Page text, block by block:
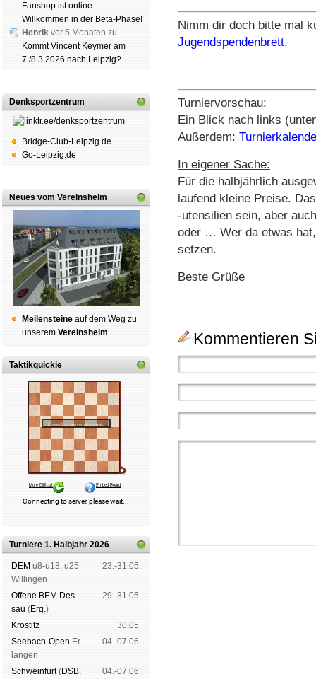
Fanshop ist online –
Willkommen in der Beta-Phase!
Henrik vor 5 Monaten zu
Kommt Vincent Keymer am
7./8.3.2026 nach Leipzig?
Denksportzentrum
Bridge-Club-Leipzig.de
Go-Leipzig.de
Neues vom Vereinsheim
Mei­len­stei­ne auf dem Weg zu
un­se­rem Ver­eins­heim
Taktikquickie
Turniere 1. Halbjahr 2026
DEM u8-u18, u25
Wil­lin­gen
23.-31.05.
Offene BEM Des­
sau (Erg.)
29.-31.05.
Kros­titz
30.05.
See­bach-Open Er­
lan­gen
04.-07.06.
Schwein­furt(DSB,
04.-07.06.
Nimm dir doch bitte mal
Jugendspendenbrett.
Turniervorschau:
Ein Blick nach links
Außerdem:
In eigener Sache:
Für die halbjährlich
laufend kleine Preise.
-utensilien sein, aber
oder … Wer da etwas
setzen.
Beste Grüße
Kommentieren